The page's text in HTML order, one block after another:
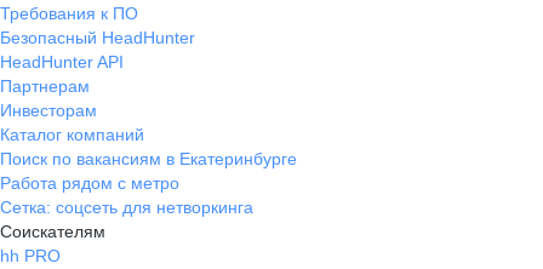
Требования к ПО
Безопасный HeadHunter
HeadHunter API
Партнерам
Инвесторам
Каталог компаний
Поиск по вакансиям в Екатеринбурге
Работа рядом с метро
Сетка: соцсеть для нетворкинга
Соискателям
hh PRO